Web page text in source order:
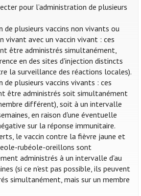
pour l’administration de plusieurs
de plusieurs vaccins non vivants ou
vivant avec un vaccin vivant : ces
être administrés simultanément,
en des sites d'injection distincts
la surveillance des réactions locales).
de plusieurs vaccins vivants : ces
être administrés soit simultanément
différent), soit à un intervalle
en raison d'une éventuelle
sur la réponse immunitaire.
le vaccin contre la fièvre jaune et
rubéole-oreillons sont
administrés à un intervalle d'au
(si ce n'est pas possible, ils peuvent
simultanément, mais sur un membre